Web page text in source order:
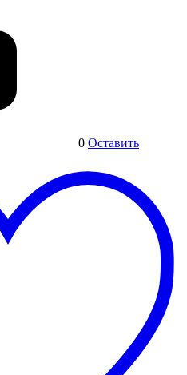
0 Оставить